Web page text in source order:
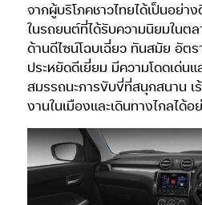
จากผู้บริโภคชาวไทยได้เป็นอย่า
ในรถยนต์ที่ได้รับความนิยมในต
ด้านดีไซน์โฉบเฉี่ยว ทันสมัย อัต
ประหยัดดีเยี่ยม มีความโดดเด่น
สมรรถนะการขับขี่ที่สนุกสนาน เ
งานในเมืองและเดินทางไกลได้